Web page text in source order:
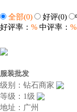
全部(0) 好评(0)
好评率： % 中评率： %
服装批发
级别：钻石商家
等级：1级
地址：广州